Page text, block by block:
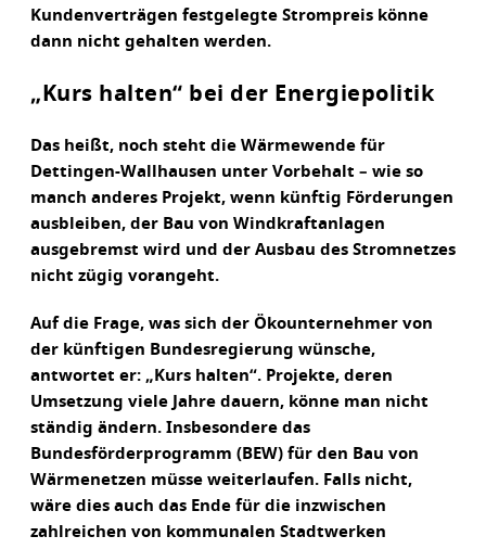
Kundenverträgen festgelegte Strompreis könne
dann nicht gehalten werden.
„Kurs halten“ bei der Energiepolitik
Das heißt, noch steht die Wärmewende für
Dettingen-Wallhausen unter Vorbehalt – wie so
manch anderes Projekt, wenn künftig Förderungen
ausbleiben, der Bau von Windkraftanlagen
ausgebremst wird und der Ausbau des Stromnetzes
nicht zügig vorangeht.
Auf die Frage, was sich der Ökounternehmer von
der künftigen Bundesregierung wünsche,
antwortet er: „Kurs halten“. Projekte, deren
Umsetzung viele Jahre dauern, könne man nicht
ständig ändern. Insbesondere das
Bundesförderprogramm (BEW) für den Bau von
Wärmenetzen müsse weiterlaufen. Falls nicht,
wäre dies auch das Ende für die inzwischen
zahlreichen von kommunalen Stadtwerken